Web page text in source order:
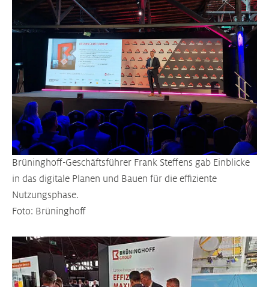
Brüninghoff-Geschäftsführer Frank Steffens gab Einblicke
in das digitale Planen und Bauen für die effiziente
Nutzungsphase.
Foto: Brüninghoff
Größere Version anzeigen